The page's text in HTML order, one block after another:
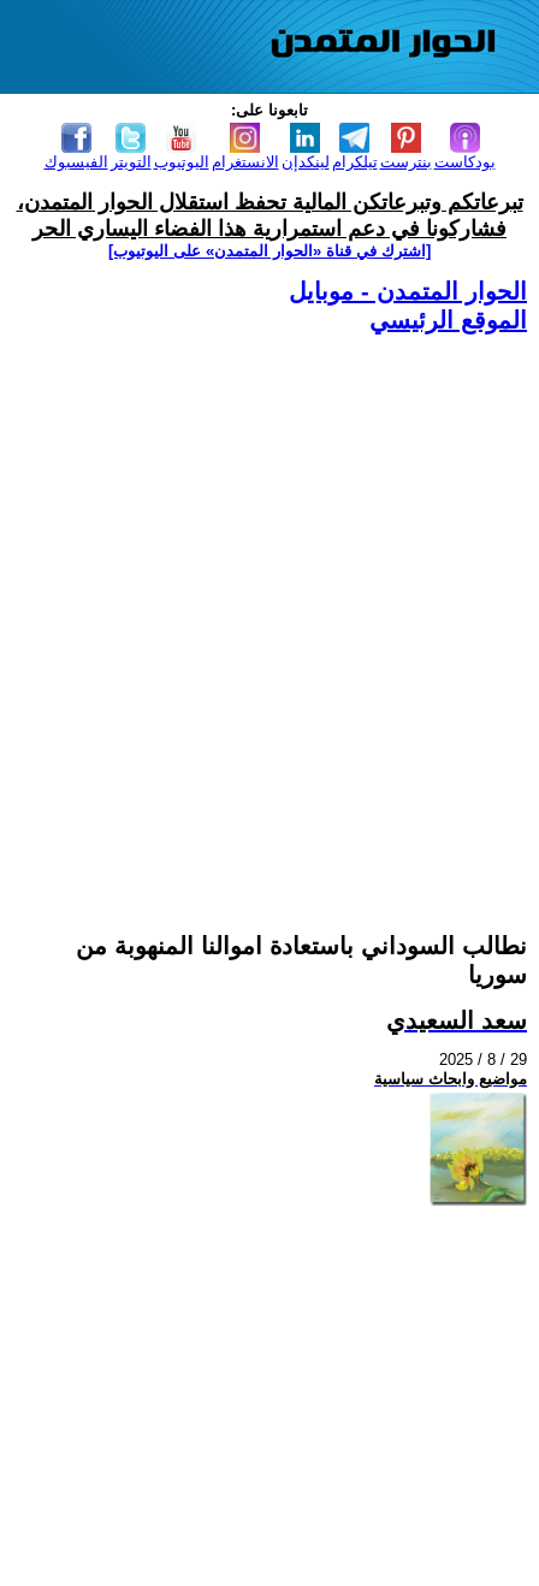
تابعونا على:
الفيسبوك التويتر اليوتيوب الانستغرام لينكدإن تيلكرامبنترست بودكاست
تبرعاتكم وتبرعاتكن المالية تحفظ استقلال الحوار المتمدن،
فشاركونا في دعم استمرارية هذا الفضاء اليساري الحر
[اشترك في قناة ‫«الحوار المتمدن» على اليوتيوب]
الحوار المتمدن - موبايل
الموقع الرئيسي
نطالب السوداني باستعادة اموالنا المنهوبة من
سوريا
سعد السعيدي
2025 / 8 / 29
مواضيع وابحاث سياسية